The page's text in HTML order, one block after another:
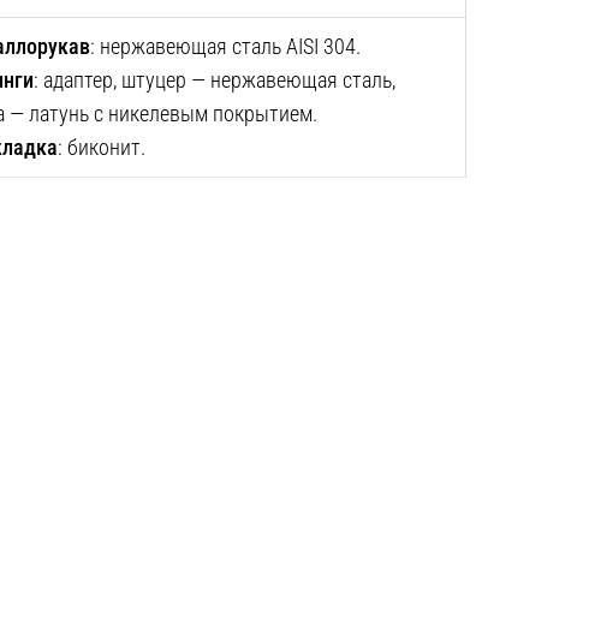
: нержавеющая сталь AISI 304.
: адаптер, штуцер — нержавеющая сталь,
— латунь с никелевым покрытием.
: биконит.